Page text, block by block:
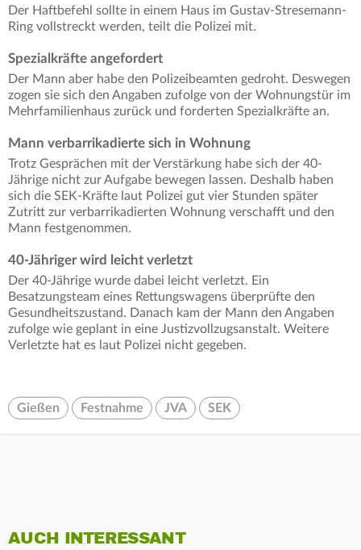
Der Haftbefehl sollte in einem Haus im Gustav-Stresemann-
Ring vollstreckt werden, teilt die Polizei mit.
Spezialkräfte angefordert
Der Mann aber habe den Polizeibeamten gedroht. Deswegen
zogen sie sich den Angaben zufolge von der Wohnungstür im
Mehrfamilienhaus zurück und forderten Spezialkräfte an.
Mann verbarrikadierte sich in Wohnung
Trotz Gesprächen mit der Verstärkung habe sich der 40-
Jährige nicht zur Aufgabe bewegen lassen. Deshalb haben
sich die SEK-Kräfte laut Polizei gut vier Stunden später
Zutritt zur verbarrikadierten Wohnung verschafft und den
Mann festgenommen.
40-Jähriger wird leicht verletzt
Der 40-Jährige wurde dabei leicht verletzt. Ein
Besatzungsteam eines Rettungswagens überprüfte den
Gesundheitszustand. Danach kam der Mann den Angaben
zufolge wie geplant in eine Justizvollzugsanstalt. Weitere
Verletzte hat es laut Polizei nicht gegeben.
Gießen Festnahme JVA SEK
AUCH INTERESSANT